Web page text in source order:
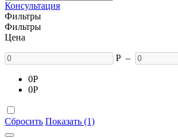
Консультация
Фильтры
Фильтры
Цена
Р –
0Р
0Р
Сбросить Показать (1)